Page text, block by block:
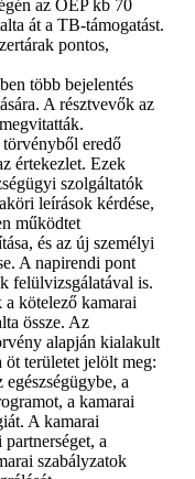
az OEP kb 70
át a TB-támogatást.
pontos,
több bejelentés
A résztvevők az
eredő
értekezlet. Ezek
szolgáltatók
leírások kérdése,
működtet
és az új személyi
A napirendi pont
felülvizsgálatával is.
kötelező kamarai
össze. Az
alapján kialakult
területet jelölt meg:
a
a kamarai
A kamarai
a
szabályzatok